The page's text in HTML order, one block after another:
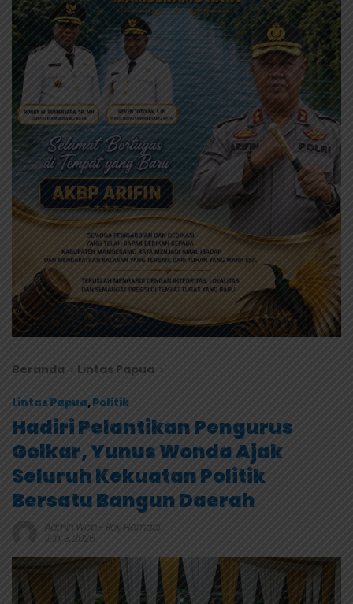
Beranda Lintas Papua
Lintas Papua,Politik
Hadiri Pelantikan Pengurus
Golkar, Yunus Wonda Ajak
Seluruh Kekuatan Politik
Bersatu Bangun Daerah
Admin Web - Roy Hamadi
Juni 3, 2026